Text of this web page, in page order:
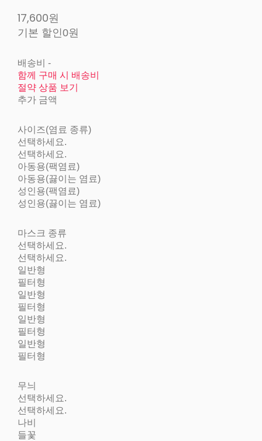
17,600원
기본 할인0원
배송비 -
함께 구매 시 배송비
절약 상품 보기
추가 금액
사이즈(염료 종류)
선택하세요.
선택하세요.
아동용(팩염료)
아동용(끓이는 염료)
성인용(팩염료)
성인용(끓이는 염료)
마스크 종류
선택하세요.
선택하세요.
일반형
필터형
일반형
필터형
일반형
필터형
일반형
필터형
무늬
선택하세요.
선택하세요.
나비
들꽃